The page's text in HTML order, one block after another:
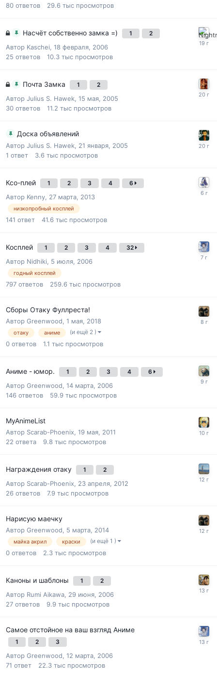
80 ответов 29.6 тыс просмотров
Насчёт собственно замка =) 1 2
Автор Kaschei, 18 февраля, 2006
25 ответов 10.3 тыс просмотров
Почта Замка 1 2
Автор Julius S. Hawek, 15 мая, 2005
30 ответов 11.2 тыс просмотров
Доска объявлений
Автор Julius S. Hawek, 21 января, 2005
1 ответ 3.6 тыс просмотров
Ксо-плей 1 2 3 4 6
Автор Kenny, 27 марта, 2013
низкопробный косплей
141 ответ 41.6 тыс просмотров
Косплей 1 2 3 4 32
Автор Nidhiki, 5 июля, 2006
годный косплей
797 ответов 259.6 тыс просмотров
Сборы Отаку Фуллреста!
Автор Greenwood, 1 мая, 2018
отаку аниме (и ещё 2 )
0 ответов 1.1 тыс просмотров
Аниме - юмор. 1 2 3 4 6
Автор Greenwood, 14 марта, 2006
146 ответов 59.9 тыс просмотров
MyAnimeList
Автор Scarab-Phoenix, 19 мая, 2011
22 ответа 9.8 тыс просмотров
Награждения отаку 1 2
Автор Scarab-Phoenix, 23 апреля, 2012
26 ответов 7.9 тыс просмотров
Нарисую маечку
Автор Greenwood, 5 марта, 2014
майка акрил краски (и ещё 1 )
0 ответов 2.3 тыс просмотров
Каноны и шаблоны 1 2
Автор Rumi Aikawa, 29 июня, 2006
27 ответов 9.9 тыс просмотров
Самое отстойное на ваш взгляд Аниме
1 2 3
Автор Greenwood, 12 марта, 2006
71 ответ 22.3 тыс просмотров